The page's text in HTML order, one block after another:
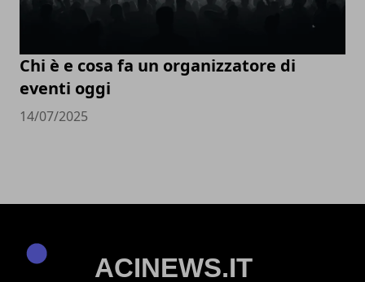
Chi è e cosa fa un organizzatore di
eventi oggi
14/07/2025